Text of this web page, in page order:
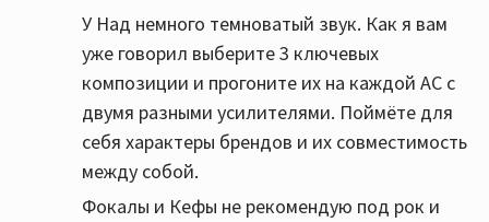
У Над немного темноватый звук. Как я вам
уже говорил выберите 3 ключевых
композиции и прогоните их на каждой АС с
двумя разными усилителями. Поймёте для
себя характеры брендов и их совместимость
между собой.
Фокалы и Кефы не рекомендую под рок и